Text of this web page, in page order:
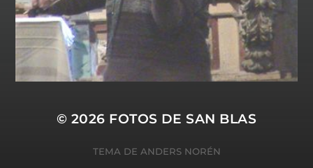
© 2026 FOTOS DE SAN BLAS
TEMA DE ANDERS NORÉN